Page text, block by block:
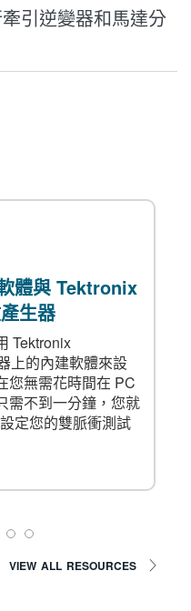
引逆變器和馬達分
體與 Tektronix
生器
Tektronix
上的內建軟體來設
您無需花時間在 PC
需不到一分鐘，您就
定您的雙脈衝測試
VIEW ALL RESOURCES